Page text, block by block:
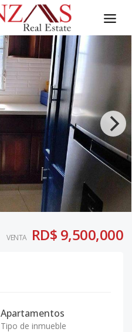
VENTA RD$ 9,500,000
Apartamentos
Tipo de inmueble